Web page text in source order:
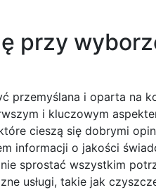
przy
przemyślana i oparta na
i kluczowym
cieszą się dobrymi
informacji o jakości
sprostać wszystkim
usługi, takie jak